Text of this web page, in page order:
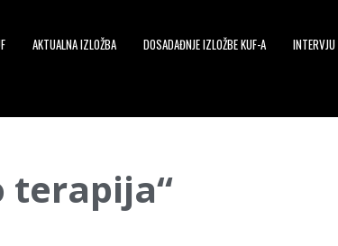
AKTUALNA IZLOŽBA DOSADAĐNJE IZLOŽBE KUF-A INTERVJU
terapija“